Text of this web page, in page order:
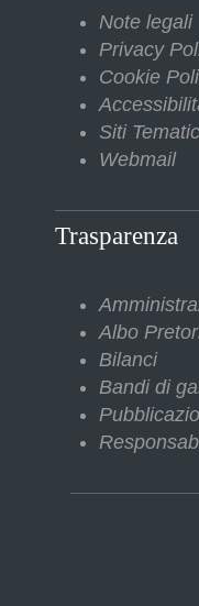
Note legali
Privacy
Cookie
Siti
Webmail
Trasparenza
Albo
Bilanci
Bandi di